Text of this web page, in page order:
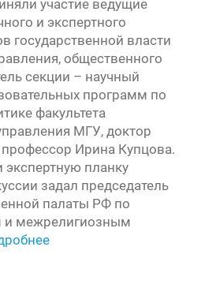
участие ведущие
и экспертного
государственной власти
общественного
секции – научный
программ по
факультета
МГУ, доктор
профессор Ирина Купцова.
планку
задал председатель
палаты РФ по
межрелигиозным